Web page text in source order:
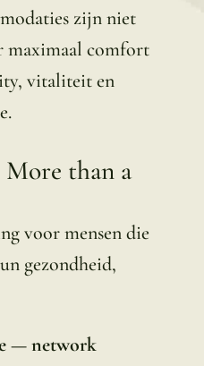
zijn niet
maximaal comfort
vitaliteit en
More than a
voor mensen die
gezondheid,
— network